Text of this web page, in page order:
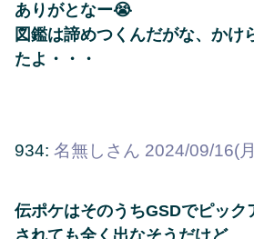
ありがとなー😭
図鑑は諦めつくんだがな、かけ
たよ・・・
934: 名無しさん 2024/09/16(
伝ポケはそのうちGSDでピック
されても全く出なそうだけど